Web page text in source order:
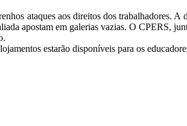
ataques aos direitos dos trabalhadores. A
apostam em galerias vazias. O CPERS,
estarão disponíveis para os